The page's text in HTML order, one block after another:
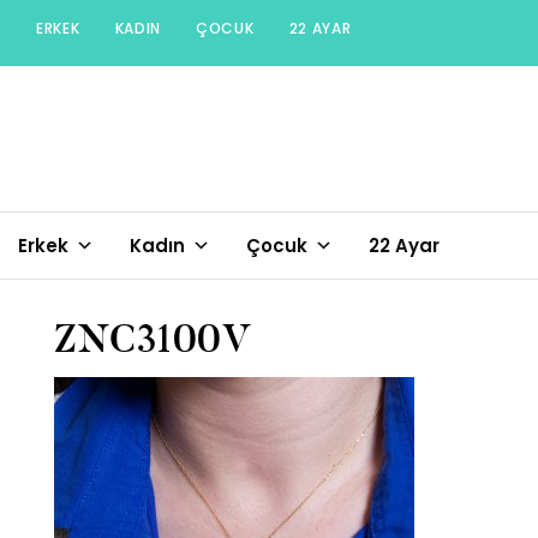
content
ERKEK KADIN ÇOCUK 22 AYAR
Erkek Kadın Çocuk 22 Ayar
ZNC3100V